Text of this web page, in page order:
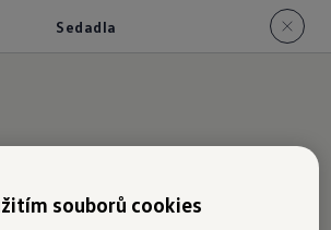
Sedadla
souborů cookies